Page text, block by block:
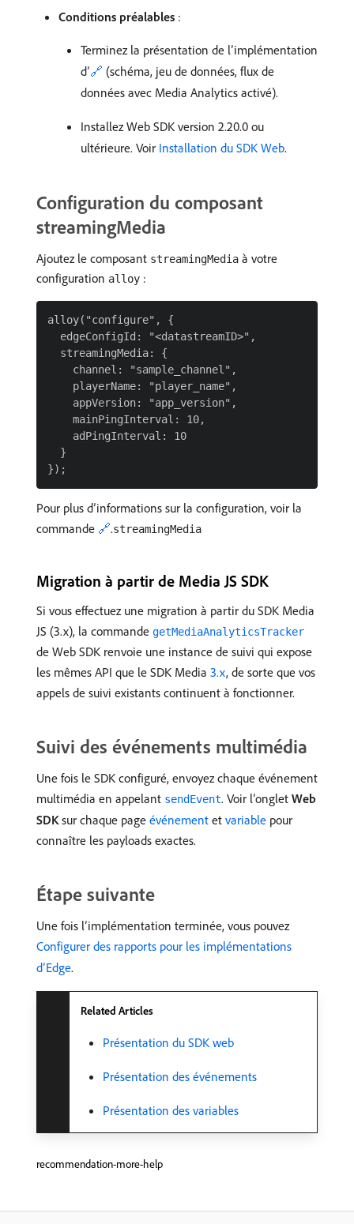
Conditions préalables :
Terminez la présentation de l’implémentation
d’🔗 (schéma, jeu de données, flux de
données avec Media Analytics activé).
Installez Web SDK version 2.20.0 ou
ultérieure. Voir Installation du SDK Web.
Configuration du composant
streamingMedia
Ajoutez le composant streamingMedia à votre
configuration alloy :
alloy("configure", {
  edgeConfigId: "<datastreamID>",
  streamingMedia: {
    channel: "sample_channel",
    playerName: "player_name",
    appVersion: "app_version",
    mainPingInterval: 10,
    adPingInterval: 10
  }
Pour plus d’informations sur la configuration, voir la
commande 🔗.streamingMedia
Migration à partir de Media JS SDK
Si vous effectuez une migration à partir du SDK Media
JS (3.x), la commande getMediaAnalyticsTracker
de Web SDK renvoie une instance de suivi qui expose
les mêmes API que le SDK Media 3.x, de sorte que vos
appels de suivi existants continuent à fonctionner.
Suivi des événements multimédia
Une fois le SDK configuré, envoyez chaque événement
multimédia en appelant sendEvent. Voir l’onglet Web
SDKsur chaque page événement et variable pour
connaître les payloads exactes.
Étape suivante
Une fois l’implémentation terminée, vous pouvez
Configurer des rapports pour les implémentations
d’Edge.
Related Articles
Présentation du SDK web
Présentation des événements
Présentation des variables
recommendation-more-help